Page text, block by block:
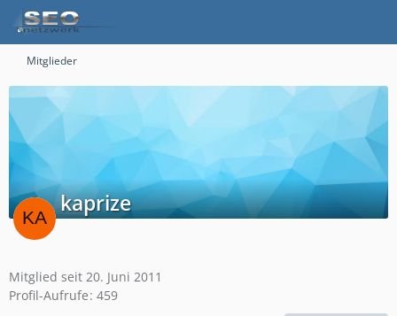
Mitglieder
kaprize
Mitglied seit 20. Juni 2011
Profil-Aufrufe 459